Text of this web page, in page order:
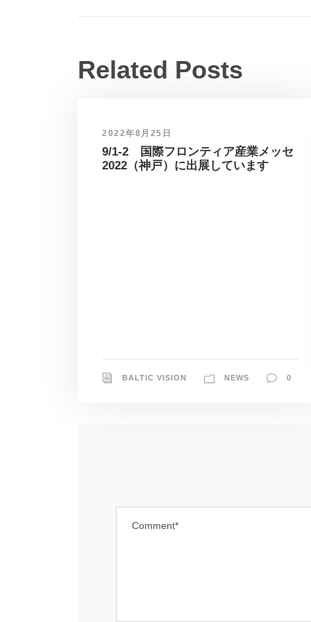
Related Posts
2022年8月25日
9/1-2 国際フロンティア産業メッセ
2022（神戸）に出展しています
BALTIC VISION NEWS 0